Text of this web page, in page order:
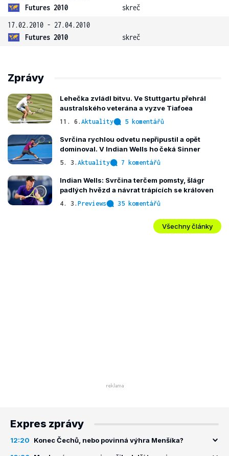
Futures 2010
skreč
17.02.2010 - 27.04.2010
Futures 2010
skreč
Zprávy
Lehečka zvládl bitvu. Ve Stuttgartu přehrál
australského veterána a vyzve Tiafoea
11. 6. Aktuality 5 komentářů
Svrčina rychlou odvetu nepřipustil a opět
dominoval. V Indian Wells ho čeká Sinner
5. 3. Aktuality 7 komentářů
Indian Wells: Svrčina terčem pomsty, šlágr
padlých hvězd a návrat trápících se královen
4. 3. Previews 35 komentářů
Všechny články
Expres zprávy
12:20 Konec Čechů, nebo povinná výhra Menšíka?